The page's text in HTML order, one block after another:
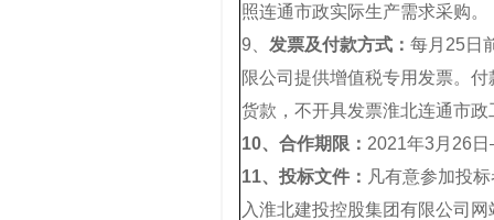
照连通市政实际生产需求采购。
9、 发票及付款方式： 每月25日
限公司提供增值税专用发票。
货款，不开具发票淮北连通市
10、 合作期限： 2021年3月26
11、 投标文件： 凡有意参加投
入淮北建投控股集团有限公司